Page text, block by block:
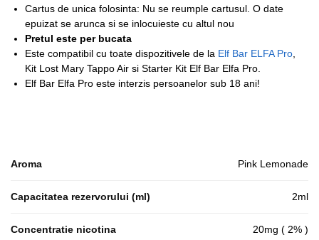
Cartus de unica folosinta: Nu se reumple cartusul. O date
epuizat se arunca si se inlocuieste cu altul nou
Pretul este per bucata
Este compatibil cu toate dispozitivele de la Elf Bar ELFA Pro
Kit Lost Mary Tappo Air si Starter Kit Elf Bar Elfa Pro.
Elf Bar Elfa Pro este interzis persoanelor sub 18 ani!
Aroma Pink Lemonade
Capacitatea rezervorului (ml) 2ml
Concentratie nicotina 20mg ( 2% )